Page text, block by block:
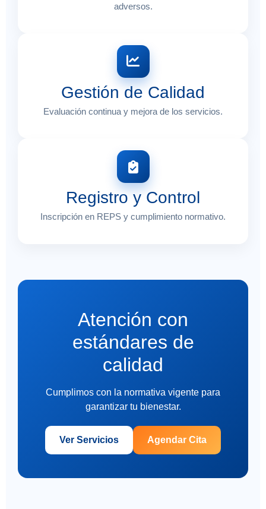
adversos.
Gestión de Calidad
Evaluación continua y mejora de los servicios.
Registro y Control
Inscripción en REPS y cumplimiento normativo.
Atención con
estándares de
calidad
Cumplimos con la normativa vigente para
garantizar tu bienestar.
Ver Servicios Agendar Cita